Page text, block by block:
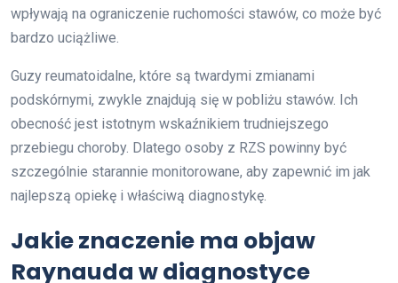
wpływają na ograniczenie ruchomości stawów, co może być
bardzo uciążliwe.
Guzy reumatoidalne, które są twardymi zmianami
podskórnymi, zwykle znajdują się w pobliżu stawów. Ich
obecność jest istotnym wskaźnikiem trudniejszego
przebiegu choroby. Dlatego osoby z RZS powinny być
szczególnie starannie monitorowane, aby zapewnić im jak
najlepszą opiekę i właściwą diagnostykę.
Jakie znaczenie ma objaw
Raynauda w diagnostyce